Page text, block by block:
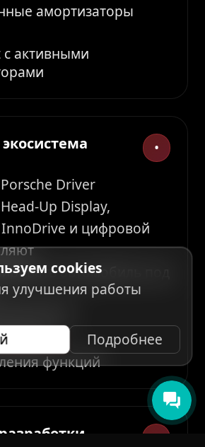
амортизаторы
с активными
•
Driver
Up Display,
InnoDrive и цифровой
автомобиль под
Store
Assist
функций
•
cookies
улучшения работы
Подробнее